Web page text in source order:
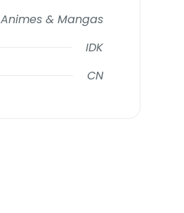
Animes & Mangas
IDK
CN